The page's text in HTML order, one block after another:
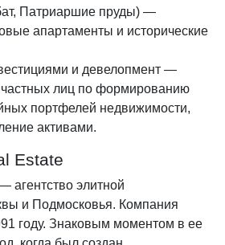
Патриаршие пруды) —
апартаменты и исторические
и девелопмент —
частных лиц по формированию
портфелей недвижимости,
активами.
Estate
агентство элитной
и Подмосковья. Компания
году. Знаковым моментом в ее